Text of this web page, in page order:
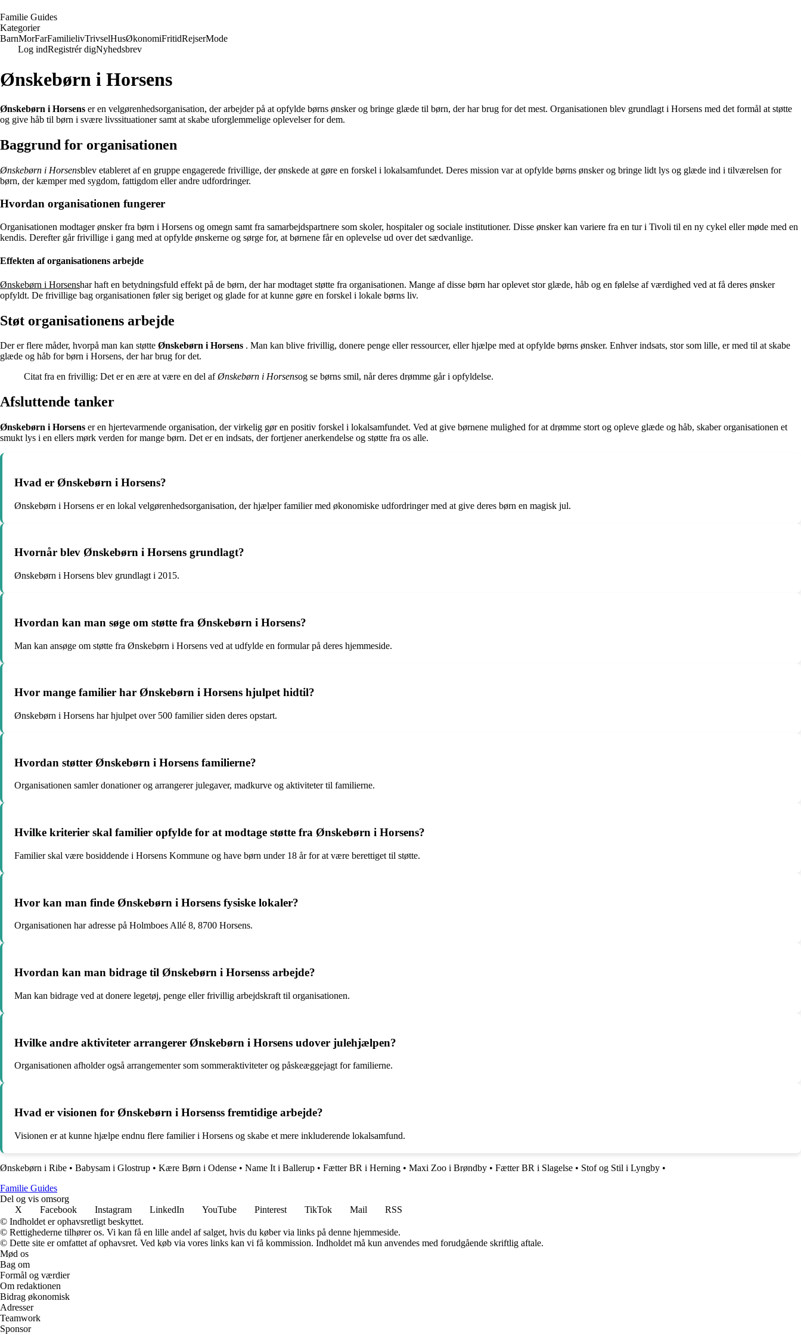
Familie Guides
Kategorier
BarnMorFarFamilielivTrivselHusØkonomiFritidRejserMode
Log indRegistrér digNyhedsbrev
Ønskebørn i Horsens
Ønskebørn i Horsens er en velgørenhedsorganisation, der arbejder på at opfylde børns ønsker og bringe glæde til børn, der har brug for det mest. Organisationen blev grundlagt i Horsens med det formål at støtte
og give håb til børn i svære livssituationer samt at skabe uforglemmelige oplevelser for dem.
Baggrund for organisationen
Ønskebørn i Horsensblev etableret af en gruppe engagerede frivillige, der ønskede at gøre en forskel i lokalsamfundet. Deres mission var at opfylde børns ønsker og bringe lidt lys og glæde ind i tilværelsen for
børn, der kæmper med sygdom, fattigdom eller andre udfordringer.
Hvordan organisationen fungerer
Organisationen modtager ønsker fra børn i Horsens og omegn samt fra samarbejdspartnere som skoler, hospitaler og sociale institutioner. Disse ønsker kan variere fra en tur i Tivoli til en ny cykel eller møde med en
kendis. Derefter går frivillige i gang med at opfylde ønskerne og sørge for, at børnene får en oplevelse ud over det sædvanlige.
Effekten af organisationens arbejde
Ønskebørn i Horsenshar haft en betydningsfuld effekt på de børn, der har modtaget støtte fra organisationen. Mange af disse børn har oplevet stor glæde, håb og en følelse af værdighed ved at få deres ønsker
opfyldt. De frivillige bag organisationen føler sig beriget og glade for at kunne gøre en forskel i lokale børns liv.
Støt organisationens arbejde
Der er flere måder, hvorpå man kan støtte Ønskebørn i Horsens . Man kan blive frivillig, donere penge eller ressourcer, eller hjælpe med at opfylde børns ønsker. Enhver indsats, stor som lille, er med til at skabe
glæde og håb for børn i Horsens, der har brug for det.
Citat fra en frivillig: Det er en ære at være en del afØnskebørn i Horsensog se børns smil, når deres drømme går i opfyldelse.
Afsluttende tanker
Ønskebørn i Horsens er en hjertevarmende organisation, der virkelig gør en positiv forskel i lokalsamfundet. Ved at give børnene mulighed for at drømme stort og opleve glæde og håb, skaber organisationen et
smukt lys i en ellers mørk verden for mange børn. Det er en indsats, der fortjener anerkendelse og støtte fra os alle.
Hvad er Ønskebørn i Horsens?
Ønskebørn i Horsens er en lokal velgørenhedsorganisation, der hjælper familier med økonomiske udfordringer med at give deres børn en magisk jul.
Hvornår blev Ønskebørn i Horsens grundlagt?
Ønskebørn i Horsens blev grundlagt i 2015.
Hvordan kan man søge om støtte fra Ønskebørn i Horsens?
Man kan ansøge om støtte fra Ønskebørn i Horsens ved at udfylde en formular på deres hjemmeside.
Hvor mange familier har Ønskebørn i Horsens hjulpet hidtil?
Ønskebørn i Horsens har hjulpet over 500 familier siden deres opstart.
Hvordan støtter Ønskebørn i Horsens familierne?
Organisationen samler donationer og arrangerer julegaver, madkurve og aktiviteter til familierne.
Hvilke kriterier skal familier opfylde for at modtage støtte fra Ønskebørn i Horsens?
Familier skal være bosiddende i Horsens Kommune og have børn under 18 år for at være berettiget til støtte.
Hvor kan man finde Ønskebørn i Horsens fysiske lokaler?
Organisationen har adresse på Holmboes Allé 8, 8700 Horsens.
Hvordan kan man bidrage til Ønskebørn i Horsenss arbejde?
Man kan bidrage ved at donere legetøj, penge eller frivillig arbejdskraft til organisationen.
Hvilke andre aktiviteter arrangerer Ønskebørn i Horsens udover julehjælpen?
Organisationen afholder også arrangementer som sommeraktiviteter og påskeæggejagt for familierne.
Hvad er visionen for Ønskebørn i Horsenss fremtidige arbejde?
Visionen er at kunne hjælpe endnu flere familier i Horsens og skabe et mere inkluderende lokalsamfund.
Ønskebørn i Ribe • Babysam i Glostrup • Kære Børn i Odense • Name It i Ballerup • Fætter BR i Herning • Maxi Zoo i Brøndby • Fætter BR i Slagelse • Stof og Stil i Lyngby •
Familie Guides
Del og vis omsorg
X
Facebook Instagram LinkedIn YouTube Pinterest TikTok Mail
RSS
© Indholdet er ophavsretligt beskyttet.
© Rettighederne tilhører os. Vi kan få en lille andel af salget, hvis du køber via links på denne hjemmeside.
© Dette site er omfattet af ophavsret. Ved køb via vores links kan vi få kommission. Indholdet må kun anvendes med forudgående skriftlig aftale.
Mød os
Bag om
Formål og værdier
Om redaktionen
Bidrag økonomisk
Adresser
Teamwork
Sponsor